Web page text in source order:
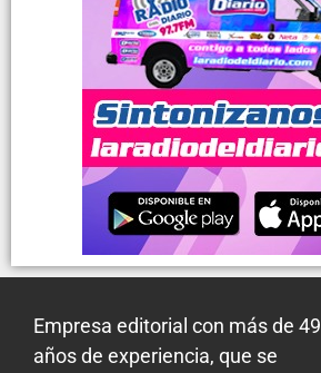
Empresa editorial con más de 49
años de experiencia, que se